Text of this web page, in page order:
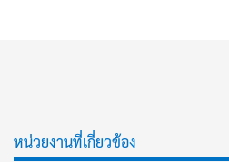
หน่วยงานที่เกี่ยวข้อง